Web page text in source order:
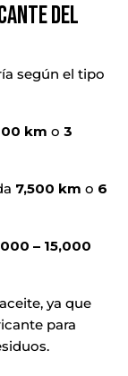
del
según el tipo
km o 3
7,500 km o 6
– 15,000
ya que
para